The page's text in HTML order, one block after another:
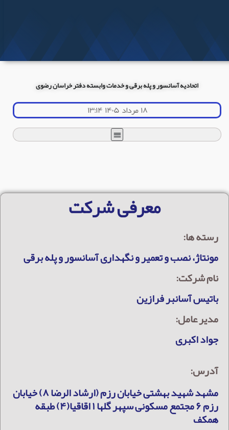
اتحادیه آسانسور و پله برقی و خدمات وابسته دفتر خراسان رضوی
۱۸ مرداد ۱۴۰۵ ۱۳:۱۴
معرفی شرکت
رسته ها:
مونتاژ، نصب و تعمیر و نگهداری آسانسور و پله برقی
نام شرکت:
باتیس آسانبر فرازین
مدیر عامل:
جواد اکبری
آدرس:
مشهد شهید بهشتی خیابان رزم (ارشاد الرضا ۸) خیابان
رزم ۶ مجتمع مسکونی سپهر گلها ۱ اقاقیا(۴) طبقه
همکف